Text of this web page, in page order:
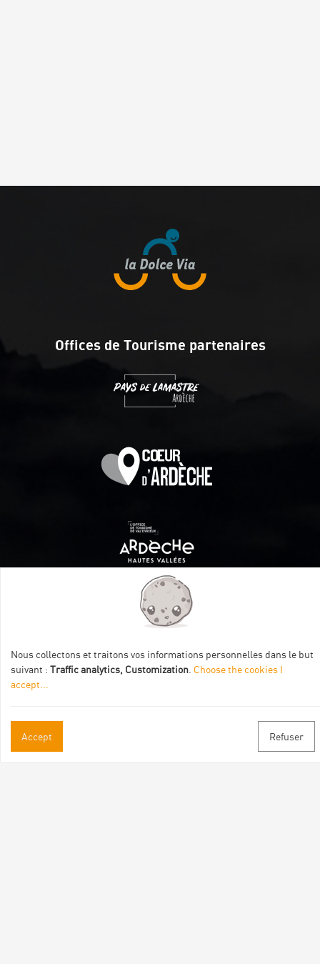
Offices de Tourisme partenaires
Itinéraire aménagé par les Communautés de communes
Val Eyrieux, du Pays de Lamastre et la CAPCA avec le soutien
Nous collectons et traitons vos informations personnelles dans le but
suivant : Traffic analytics, Customization Choose the cookies I
accept
Accept Refuser